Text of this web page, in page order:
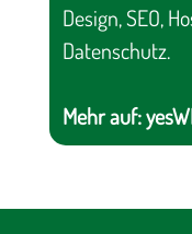
Design, SEO,
Datenschutz.
Mehr auf: